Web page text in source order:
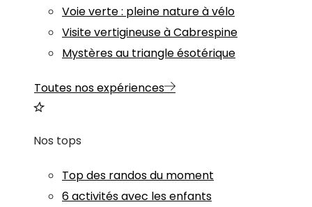
Voie verte : pleine nature à vélo
Visite vertigineuse à Cabrespine
Mystères au triangle ésotérique
Toutes nos expériences
Nos tops
Top des randos du moment
6 activités avec les enfants